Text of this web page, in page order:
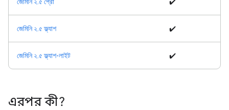
জেমিনি ২.৫ ফ্ল্যাশ ✔️
জেমিনি ২.৫ ফ্ল্যাশ-লাইট ✔️
এরপর কী?